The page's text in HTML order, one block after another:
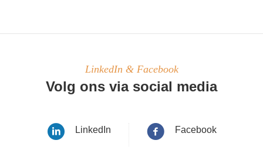
LinkedIn & Facebook
Volg ons via social media
LinkedIn Facebook